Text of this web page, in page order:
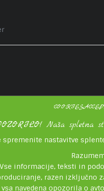
Naša spletna
spremenite nastavitve
informacije, teksti in
razen
navedena opozorila o